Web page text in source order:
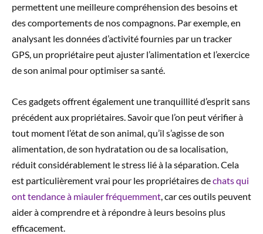
permettent une meilleure compréhension des besoins et
des comportements de nos compagnons. Par exemple, en
analysant les données d’activité fournies par un tracker
GPS, un propriétaire peut ajuster l’alimentation et l’exercice
de son animal pour optimiser sa santé.
Ces gadgets offrent également une tranquillité d’esprit sans
précédent aux propriétaires. Savoir que l’on peut vérifier à
tout moment l’état de son animal, qu’il s’agisse de son
alimentation, de son hydratation ou de sa localisation,
réduit considérablement le stress lié à la séparation. Cela
est particulièrement vrai pour les propriétaires dechats qui
ont tendance à miauler fréquemment , car ces outils peuvent
aider à comprendre et à répondre à leurs besoins plus
efficacement.